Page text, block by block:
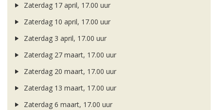
Zaterdag 17 april, 17.00 uur
Zaterdag 10 april, 17.00 uur
Zaterdag 3 april, 17.00 uur
Zaterdag 27 maart, 17.00 uur
Zaterdag 20 maart, 17.00 uur
Zaterdag 13 maart, 17.00 uur
Zaterdag 6 maart, 17.00 uur